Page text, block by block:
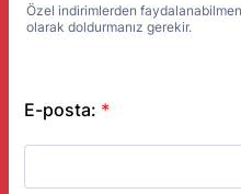
Özel indirimlerden
olarak doldurmanız gerekir.
E-posta: *